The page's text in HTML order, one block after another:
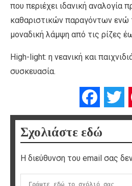
που περιέχει ιδανική αναλογία
καθαριστικών παραγόντων ενώ
μοναδική λάμψη από τις ρίζες
High-light: η νεανική και
συσκευασία.
Σχολιάστε εδώ
Η διεύθυνση του email σας